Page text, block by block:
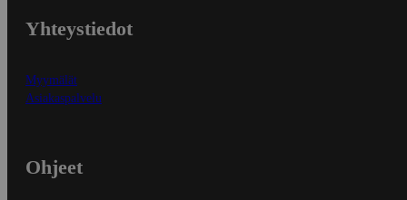
Yhteystiedot
Myymälät
Asiakaspalvelu
Ohjeet